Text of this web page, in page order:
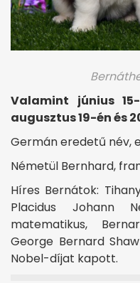
Valamint június
augusztus 19-én és
Germán eredetű név,
Németül Bernhard,
Híres Bernátok:
Placidus Johann
matematikus,
George Bernard
Nobel-díjat kapott.